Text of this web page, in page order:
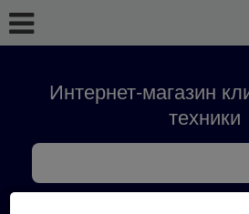
Интернет-магазин
техники